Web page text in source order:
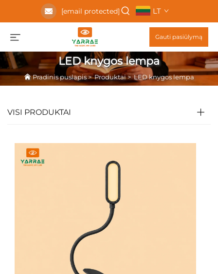
[email protected] LT
Gauti pasiūlymą
LED knygos lempa
Pradinis puslapis>Produktai>LED knygos lempa
VISI PRODUKTAI